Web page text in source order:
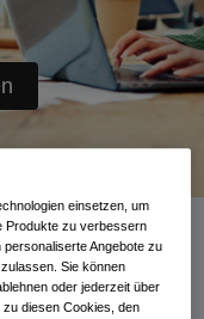
einsetzen, um
Produkte zu verbessern
Angebote zu
Sie können
oder jederzeit über
zu diesen Cookies, den